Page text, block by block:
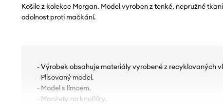
Košile z kolekce Morgan. Model vyroben z tenké, nepružné
odolnost proti mačkání.
- Výrobek obsahuje materiály vyrobené z recyklovaných
- Plisovaný model.
- Model s límcem.
- Manžety na knoflíky.